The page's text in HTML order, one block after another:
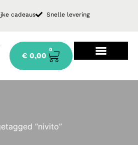
cadeaus Snelle levering
€ 0,00
0
“nivito”